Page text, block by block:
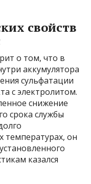
свойств
о том, что в
аккумулятора
сульфатации
с электролитом.
снижение
срока службы
температурах, он
казался